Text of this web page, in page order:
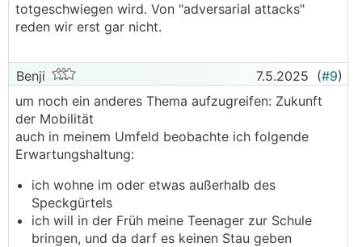
totgeschwiegen wird. Von "adversarial attacks"
reden wir erst gar nicht.
Benji 7.5.2025 (#9)
um noch ein anderes Thema aufzugreifen: Zukunft
der Mobilität
auch in meinem Umfeld beobachte ich folgende
Erwartungshaltung:
ich wohne im oder etwas außerhalb des
Speckgürtels
ich will in der Früh meine Teenager zur Schule
bringen, und da darf es keinen Stau geben